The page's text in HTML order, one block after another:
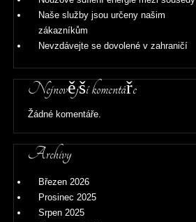
Naše služby jsou určeny našim
zákazníkům
Nevzdávejte se dovolené v zahraničí
Nejnovější komentáře
Žádné komentáře.
Archivy
Březen 2026
Prosinec 2025
Srpen 2025